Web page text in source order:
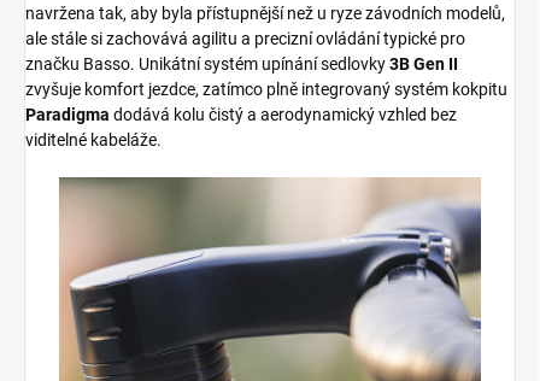
navržena tak, aby byla přístupnější než u ryze závodních modelů,
ale stále si zachovává agilitu a precizní ovládání typické pro
značku Basso. Unikátní systém upínání sedlovky3B Gen II
zvyšuje komfort jezdce, zatímco plně integrovaný systém kokpitu
Paradigma dodává kolu čistý a aerodynamický vzhled bez
viditelné kabeláže.